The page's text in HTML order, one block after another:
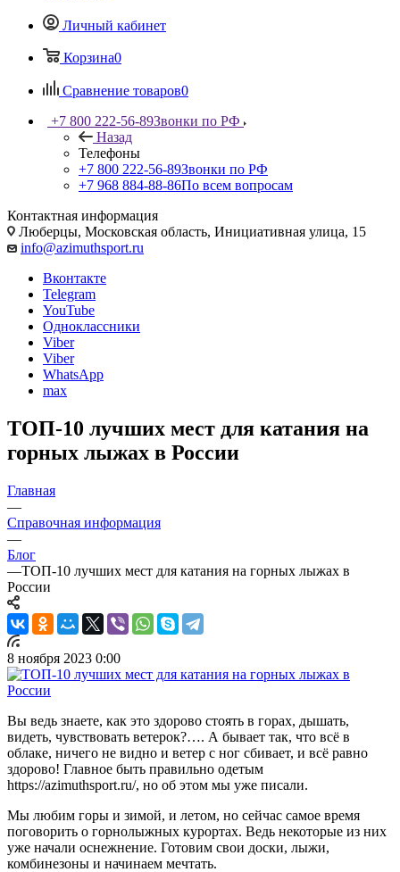
Личный кабинет
Корзина0
Сравнение товаров0
+7 800 222-56-89Звонки по РФ
Назад
Телефоны
+7 800 222-56-89Звонки по РФ
+7 968 884-88-86По всем вопросам
Контактная информация
Люберцы, Московская область, Инициативная улица, 15
info@azimuthsport.ru
Вконтакте
Telegram
YouTube
Одноклассники
Viber
Viber
WhatsApp
max
ТОП-10 лучших мест для катания на
горных лыжах в России
Главная
—
Справочная информация
—
Блог
—ТОП-10 лучших мест для катания на горных лыжах в
России
8 ноября 2023 0:00
Вы ведь знаете, как это здорово стоять в горах, дышать,
видеть, чувствовать ветерок?…. А бывает так, что всё в
облаке, ничего не видно и ветер с ног сбивает, и всё равно
здорово! Главное быть правильно одетым
https://azimuthsport.ru/, но об этом мы уже писали.
Мы любим горы и зимой, и летом, но сейчас самое время
поговорить о горнолыжных курортах. Ведь некоторые из них
уже начали оснежнение. Готовим свои доски, лыжи,
комбинезоны и начинаем мечтать.